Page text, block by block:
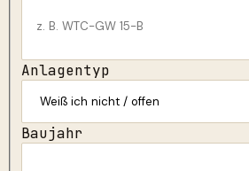
Anlagentyp
Baujahr